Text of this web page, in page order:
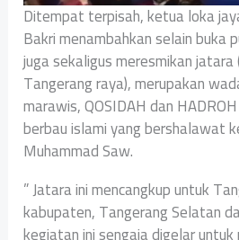
Ditempat terpisah, ketua loka
Bakri menambahkan selain buka
juga sekaligus meresmikan
Tangerang raya), merupakan
marawis, QOSIDAH dan
berbau islami yang bershalawat
Muhammad Saw.
” Jatara ini mencangkup untuk
kabupaten, Tangerang Selatan
kegiatan ini sengaja digelar